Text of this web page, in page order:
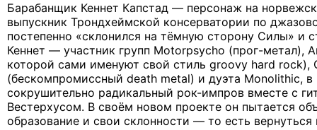
Барабанщик Кеннет Капстад — персонаж на
выпускник Трондхеймской консерватории по
постепенно «склонился на тёмную сторону Силы» и
Кеннет — участник групп Motorpsycho (прог-метал),
которой сами именуют свой стиль groovy hard rock),
(бескомпромиссный death metal) и дуэта Monolithic, в
сокрушительно радикальный рок-импров вместе с
Вестерхусом. В своём новом проекте он пытается
образование и свои склонности — то есть